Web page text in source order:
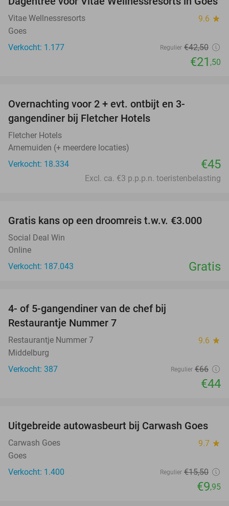
49%
Vitae Wellnessresorts 9.6 star
Goes
Verkocht: 1.177
Regulier €42,50
€21 ,50
Overnachting voor 2 + evt. ontbijt en 3-
gangendiner bij Fletcher Hotels
Fletcher Hotels
Arnemuiden (+ meerdere locaties)
Verkocht: 18.334
€45
Excl. ca. €3 p.p.p.n. toeristenbelasting
Gratis kans op een droomreis t.w.v. €3.000
Social Deal Win
Online
Verkocht: 187.043
Gratis
4- of 5-gangendiner van de chef bij
Restaurantje Nummer 7
Restaurantje Nummer 7 9.6 star
Middelburg
Verkocht: 387
Regulier €66
€44
36%
Uitgebreide autowasbeurt bij Carwash Goes
Carwash Goes 9.7 star
Goes
Verkocht: 1.400
Regulier €15,50
€9,95